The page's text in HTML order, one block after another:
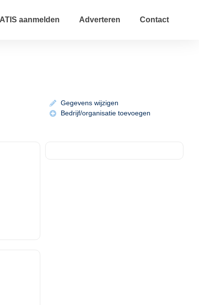
aanmelden Adverteren Contact
Gegevens wijzigen
Bedrijf/organisatie toevoegen